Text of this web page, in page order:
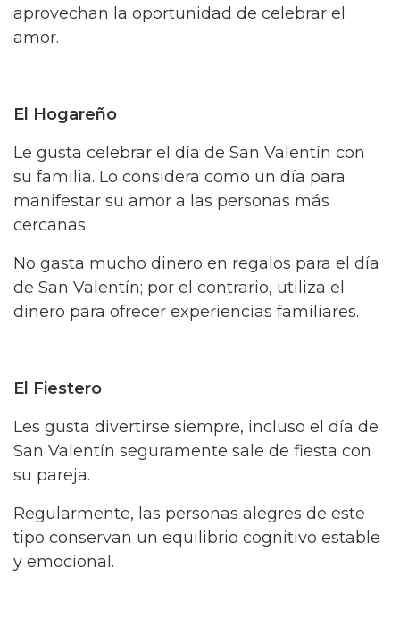
aprovechan la oportunidad de celebrar el
amor.
El Hogareño
Le gusta celebrar el día de San Valentín con
su familia. Lo considera como un día para
manifestar su amor a las personas más
cercanas.
No gasta mucho dinero en regalos para el día
de San Valentín; por el contrario, utiliza el
dinero para ofrecer experiencias familiares.
El Fiestero
Les gusta divertirse siempre, incluso el día de
San Valentín seguramente sale de fiesta con
su pareja.
Regularmente, las personas alegres de este
tipo conservan un equilibrio cognitivo estable
y emocional.